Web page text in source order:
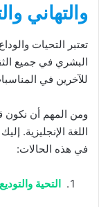
والتهاني
تعتبر التحيات
البشري في جميع
للآخرين في
ومن المهم أن نكون
اللغة الإنجليزية.
في هذه الحالات:
التحية